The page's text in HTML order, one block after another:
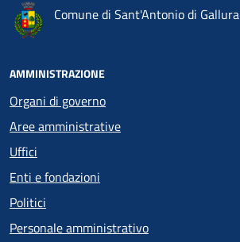
Comune di Sant'Antonio di Gallura
AMMINISTRAZIONE
Organi di governo
Aree amministrative
Uffici
Enti e fondazioni
Politici
Personale amministrativo